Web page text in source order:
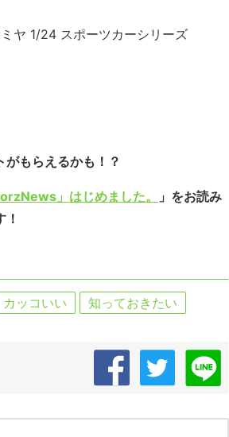
ヤ 1/24 スポーツカーシリーズ
もらえるかも！？
」はじめました。
」をお読み
カッコいい 知っておきたい